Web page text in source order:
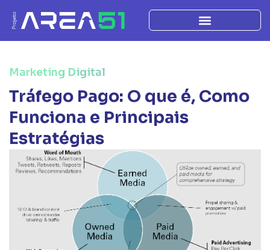
Marketing Digital
Tráfego Pago: O que é, Como
Funciona e Principais
Estratégias